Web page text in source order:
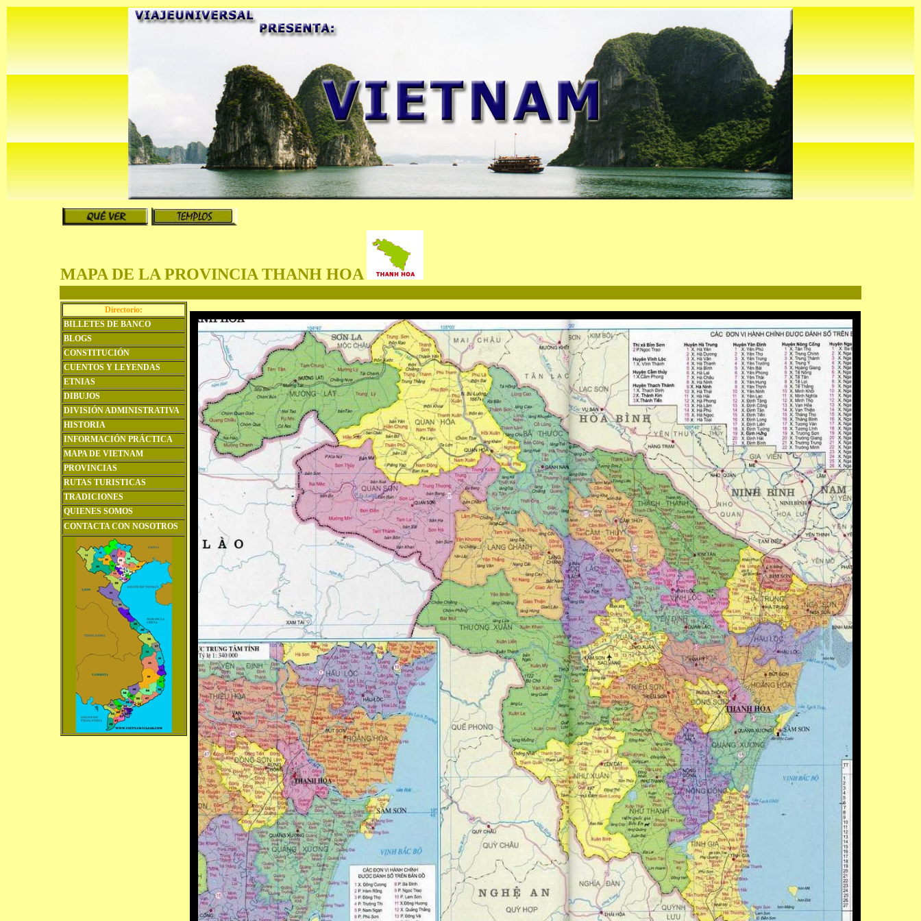
MAPA DE LA PROVINCIA THANH HOA
Directorio:
BILLETES DE BANCO
BLOGS
CONSTITUCIÓN
CUENTOS Y LEYENDAS
ETNIAS
DIBUJOS
DIVISIÓN ADMINISTRATIVA
HISTORIA
INFORMACIÓN PRÁCTICA
MAPA DE VIETNAM
PROVINCIAS
RUTAS TURISTICAS
TRADICIONES
QUIENES SOMOS
CONTACTA CON NOSOTROS